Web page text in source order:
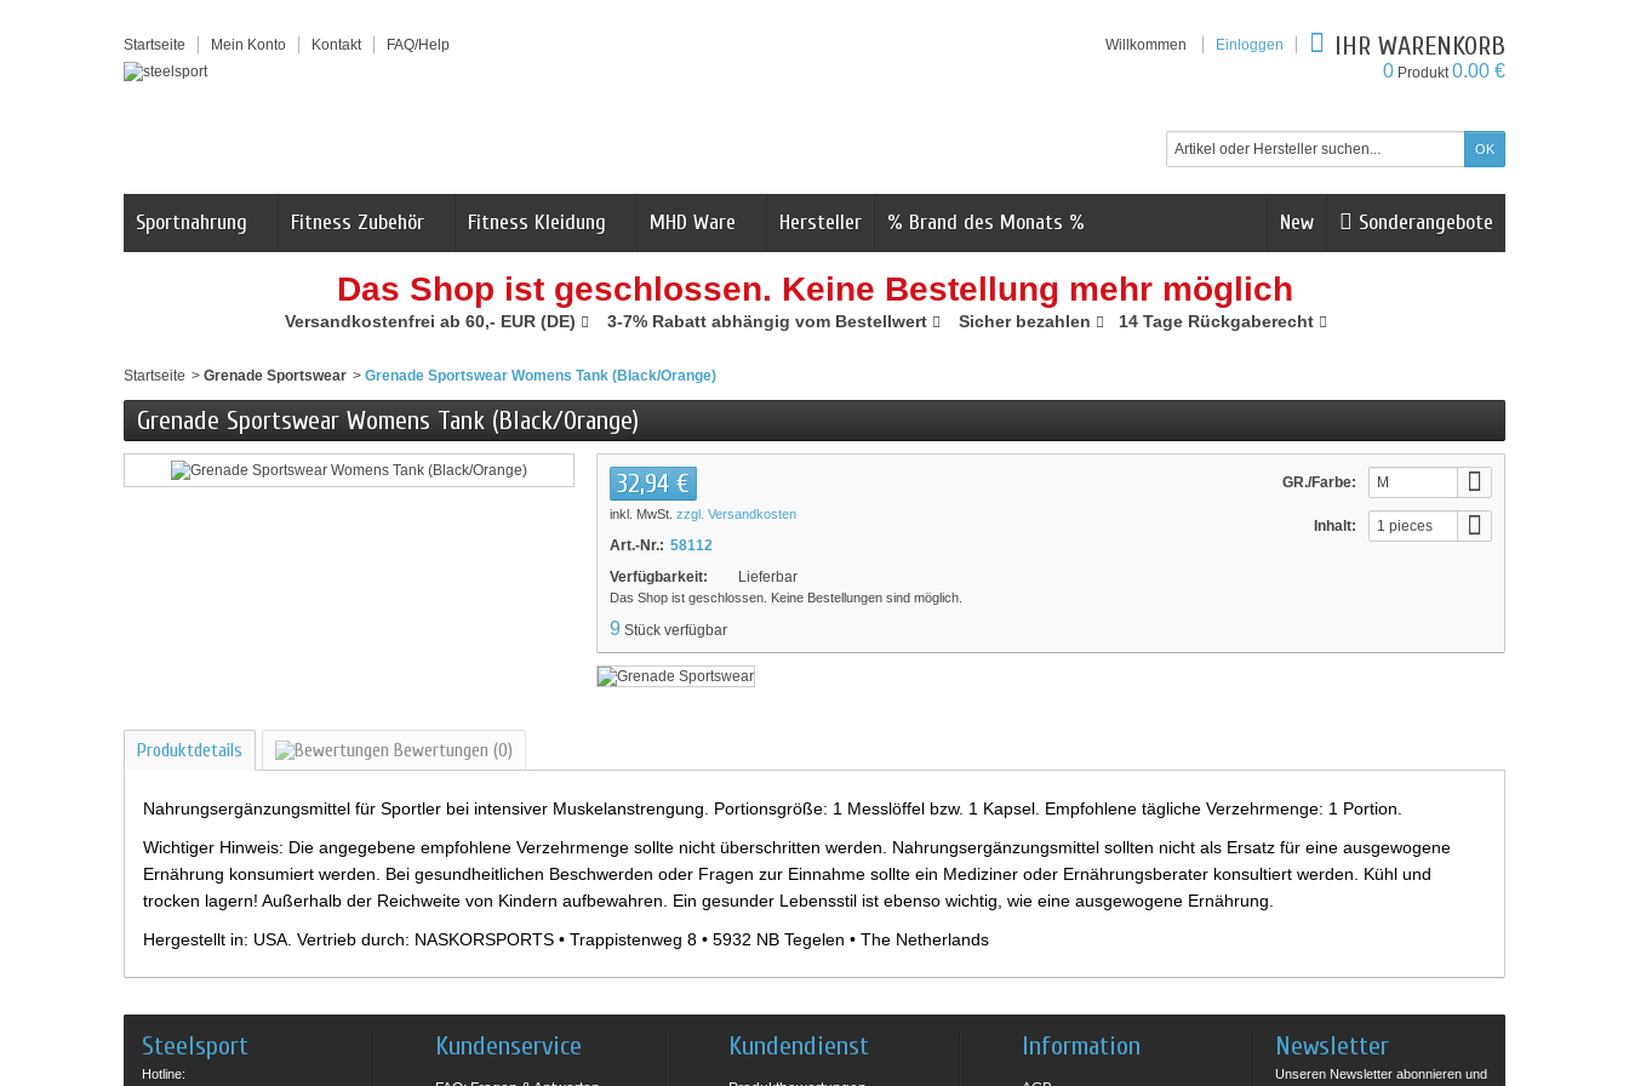
Startseite Mein Konto Kontakt FAQ/Help Willkommen Einloggen IHR WARENKORB
0 Produkt0.00 €
Sonderangebote
New
Sportnahrung Fitness Zubehör Fitness Kleidung MHD Ware Hersteller % Brand des Monats %
Das Shop ist geschlossen. Keine Bestellung mehr möglich
Versandkostenfrei ab 60,- EUR (DE) 3-7% Rabatt abhängig vom Bestellwert Sicher bezahlen 14 Tage Rückgaberecht
Startseite > Grenade Sportswear > Grenade Sportswear Womens Tank (Black/Orange)
Grenade Sportswear Womens Tank (Black/Orange)
GR./Farbe: M
Inhalt: 1 pieces
32,94 €
inkl. MwSt. zzgl. Versandkosten
Art.-Nr.: 58112
Verfügbarkeit:
Lieferbar
Das Shop ist geschlossen. Keine Bestellungen sind möglich.
9 Stück verfügbar
Produktdetails Bewertungen (0)
Nahrungsergänzungsmittel für Sportler bei intensiver Muskelanstrengung. Portionsgröße: 1 Messlöffel bzw. 1 Kapsel. Empfohlene tägliche Verzehrmenge: 1 Portion.
Wichtiger Hinweis: Die angegebene empfohlene Verzehrmenge sollte nicht überschritten werden. Nahrungsergänzungsmittel sollten nicht als Ersatz für eine ausgewogene
Ernährung konsumiert werden. Bei gesundheitlichen Beschwerden oder Fragen zur Einnahme sollte ein Mediziner oder Ernährungsberater konsultiert werden. Kühl und
trocken lagern! Außerhalb der Reichweite von Kindern aufbewahren. Ein gesunder Lebensstil ist ebenso wichtig, wie eine ausgewogene Ernährung.
Hergestellt in: USA. Vertrieb durch: NASKORSPORTS • Trappistenweg 8 • 5932 NB Tegelen • The Netherlands
Steelsport
Hotline:
Kundenservice Kundendienst Information Newsletter
Unseren Newsletter abonnieren und